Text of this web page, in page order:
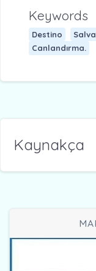
Keywords
Destino
Canlandırma.
Kaynakça